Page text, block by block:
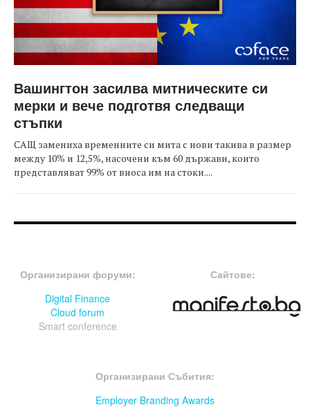
Вашингтон засилва митническите си
мерки и вече подготвя следващи
стъпки
САЩ замениха временните си мита с нови такива в размер
между 10% и 12,5%, насочени към 60 държави, които
представляват 99% от вноса им на стоки....
Организирани форуми:
Digital Finance
Cloud forum
Smart conference
Сайтове:
Организирани Събития:
Employer Branding Awards